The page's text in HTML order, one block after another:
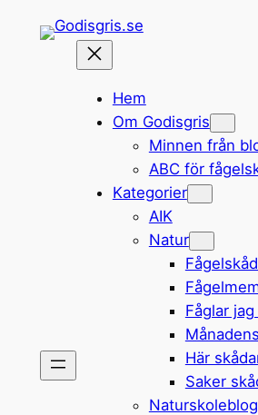
Hem
Om Godisgris
Minnen från
ABC för
Kategorier
AIK
Natur
Fåglar
Här
Saker